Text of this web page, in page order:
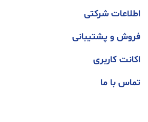
اطلاعات شرکتی
فروش و پشتیبانی
اکانت کاربری
تماس با ما